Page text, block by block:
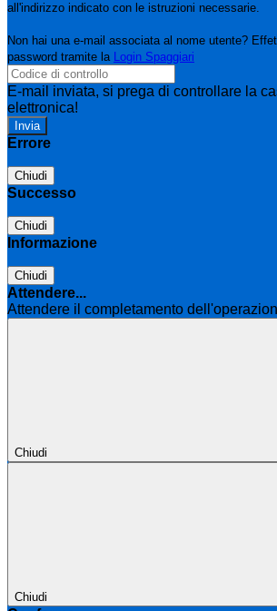
all'indirizzo indicato con le istruzioni necessarie.
Non hai una e-mail associata al nome utente?
password tramite la Login Spaggiari
E-mail inviata, si prega di controllare la
elettronica!
Errore
Chiudi
Successo
Chiudi
Informazione
Chiudi
Attendere...
Attendere il completamento
Chiudi
Chiudi